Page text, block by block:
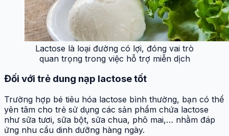
Lactose là loại đường có lợi, đóng vai trò
quan trọng trong việc hỗ trợ miễn dịch
Đối với trẻ dung nạp lactose tốt
Trường hợp bé tiêu hóa lactose bình thường, bạn có thể
yên tâm cho trẻ sử dụng các sản phẩm chứa lactose
như sữa tươi, sữa bột, sữa chua, phô mai,… nhằm đáp
ứng nhu cầu dinh dưỡng hàng ngày.